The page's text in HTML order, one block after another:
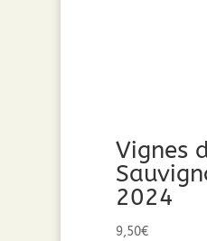
Vignes
2024
9,50€